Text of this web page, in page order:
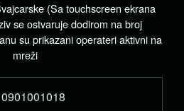
(Sa touchscreen ekrana
se ostvaruje dodirom na broj
su prikazani operateri aktivni na
mreži
0901001018